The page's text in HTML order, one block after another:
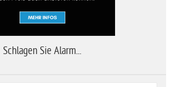
Schlagen Sie Alarm...